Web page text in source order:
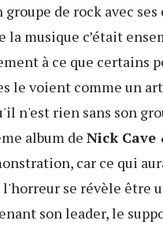
de rock avec
musique c’était
à ce que certains
le voient comme un
n'est rien sans son
album de Nick Cave
car ce qui
l'horreur se révèle être
son leader, le